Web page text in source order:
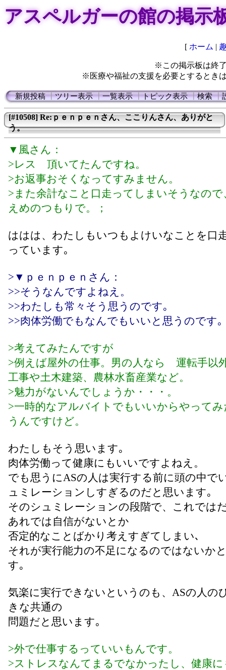
アスペルガーの館の掲示
[ ホーム |
※この掲示板は終
※医療や福祉の支援を必要とするとき
新規投稿┃ツリー表示┃一覧表示┃トピック表示┃検索┃
[#10508] Re:ｐｅｎｐｅｎさん、ここりんさん、ありがと
う。
▼風さん：
>レス 頂いてたんですね。
>お返事おそくなってすみません。
>また余計なこと口走ってしまいそうなので
えめのつもりで。；
ははは、わたしもいつもよけいなことを口
っています｡
>▼ｐｅｎｐｅｎさん：
>>そうなんですよねえ。
>>わたしも常々そう思うのです｡
>>肉体労働でもなんでもいいと思うのです｡
>考えてみたんですが
>例えば屋外の仕事。男の人なら 運転手以
工事や土木建築、農林水畜産業など。
>魅力がないんでしょうか・・・。
>一時的なアルバイトでもいいからやって
うんですけど。
わたしもそう思います｡
肉体労働って健康にもいいですよねえ。
でも思うにASの人は実行する前に頭の中で
ュミレーションしすぎるのだと思います｡
そのシュミレーションの段階で、これでは
あれでは自信がないとか
否定的なことばかり考えすぎてしまい､
それが実行能力の不足になるのではないか
す｡
気楽に実行できないというのも、ASの人の
きな共通の
問題だと思います｡
>外で仕事するっていいもんです。
>ストレスなんてまるでなかったし、健康